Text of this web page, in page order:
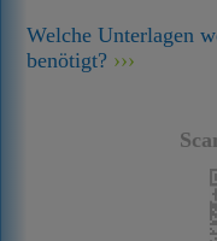
Welche Unterlagen
benötigt?